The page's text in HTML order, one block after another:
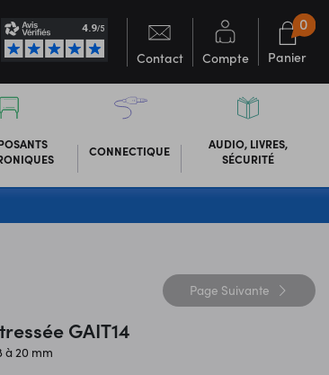
Contact Compte Panier
0
CONNECTIQUE
AUDIO, LIVRES,
SÉCURITÉ
Page Suivante
tressée GAIT14
à 20 mm